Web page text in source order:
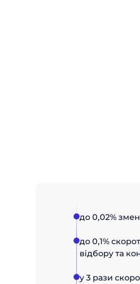
до 0,02%
до 0,1%
відбору та
у 3 рази